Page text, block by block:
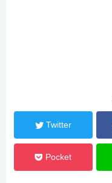
Twitter
Pocket